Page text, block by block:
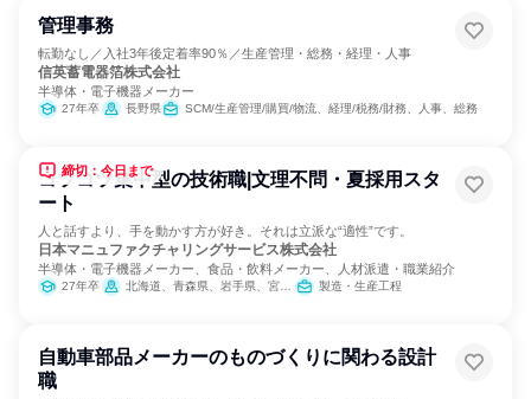
管理事務
転勤なし／入社3年後定着率90％／生産管理・総務・経理・人事
信英蓄電器箔株式会社
半導体・電子機器メーカー
27年卒 長野県 SCM/生産管理/購買/物流、経理/税務/財務、人事、総務
締切：今日まで
コツコツ集中型の技術職|文理不問・夏採用スタ
ート
人と話すより、手を動かす方が好き。それは立派な“適性”です。
日本マニュファクチャリングサービス株式会社
半導体・電子機器メーカー、食品・飲料メーカー、人材派遣・職業紹介
27年卒 北海道、青森県、岩手県、宮城県、秋田県、山形県、福島県、茨城県、栃木県、群馬県、埼玉県、千葉県、東京都、神奈川県、新潟県、富山県、石川県、福井県、山梨県、長野県、岐阜県、静岡県、愛知県、三重県、滋賀県、京都府、大阪府、兵庫県、奈良県、和歌山県、鳥取県、島根県、岡山県、広島県、山口県、徳島県、香川県、愛媛県、高知県、福岡県、佐賀県、長崎県、熊本県、大分県、宮崎県、鹿児島県、沖縄県 製造・生産工程
自動車部品メーカーのものづくりに関わる設計
職